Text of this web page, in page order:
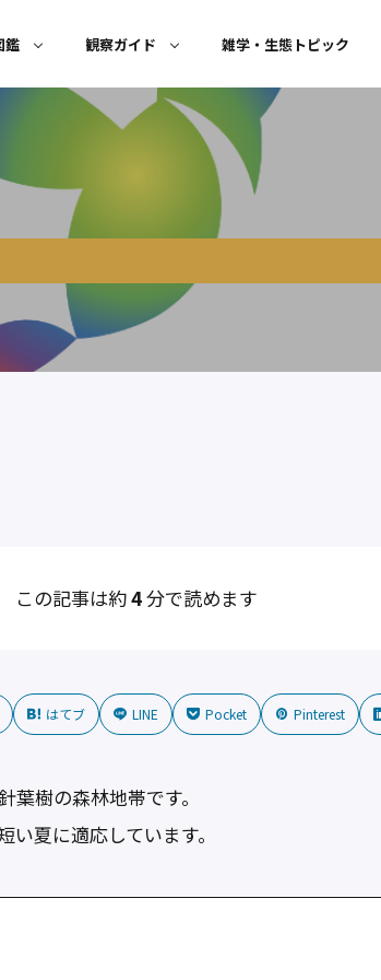
鑑 観察ガイド 雑学・生態トピック
この記事は約4分で読めます
はてブ LINE Pocket Pinterest
樹の森林地帯です。
夏に適応しています。